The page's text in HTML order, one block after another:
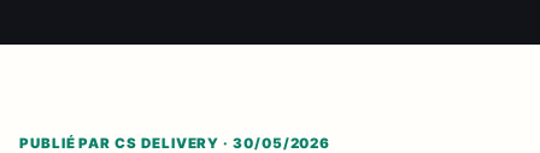
PUBLIÉ PAR CS DELIVERY · 30/05/2026